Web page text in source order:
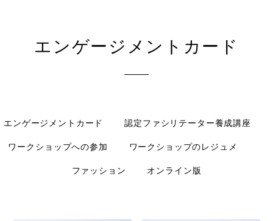
エンゲージメントカード
エンゲージメントカード 認定ファシリテーター養成講座
ワークショップへの参加 ワークショップのレジュメ
ファッション オンライン版